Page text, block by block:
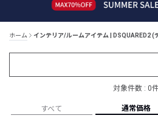
ホーム インテリア/ルームアイテム | DSQUARED2 (
対象件数 : 0
すべて 通常価格